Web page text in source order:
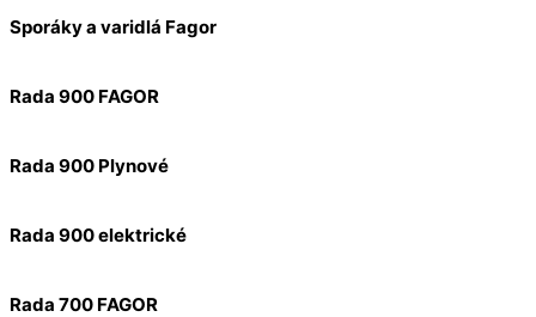
Sporáky a varidlá Fagor
Rada 900 FAGOR
Rada 900 Plynové
Rada 900 elektrické
Rada 700 FAGOR